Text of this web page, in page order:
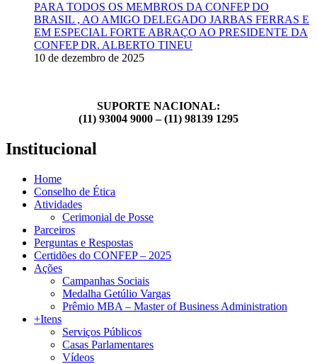
PARA TODOS OS MEMBROS DA CONFEP DO
BRASIL , AO AMIGO DELEGADO JARBAS FERRAS E
EM ESPECIAL FORTE ABRAÇO AO PRESIDENTE DA
CONFEP DR. ALBERTO TINEU
10 de dezembro de 2025
SUPORTE NACIONAL:
(11) 93004 9000 – (11) 98139 1295
Institucional
Home
Conselho de Ética
Atividades
Cerimonial de Posse
Parceiros
Perguntas e Respostas
Certidões do CONFEP – 2025
Ações
Campanhas Sociais
Medalha Getúlio Vargas
Prêmio MBA – Master of Business Administration
+Itens
Serviços Públicos
Casas Parlamentares
Vídeos